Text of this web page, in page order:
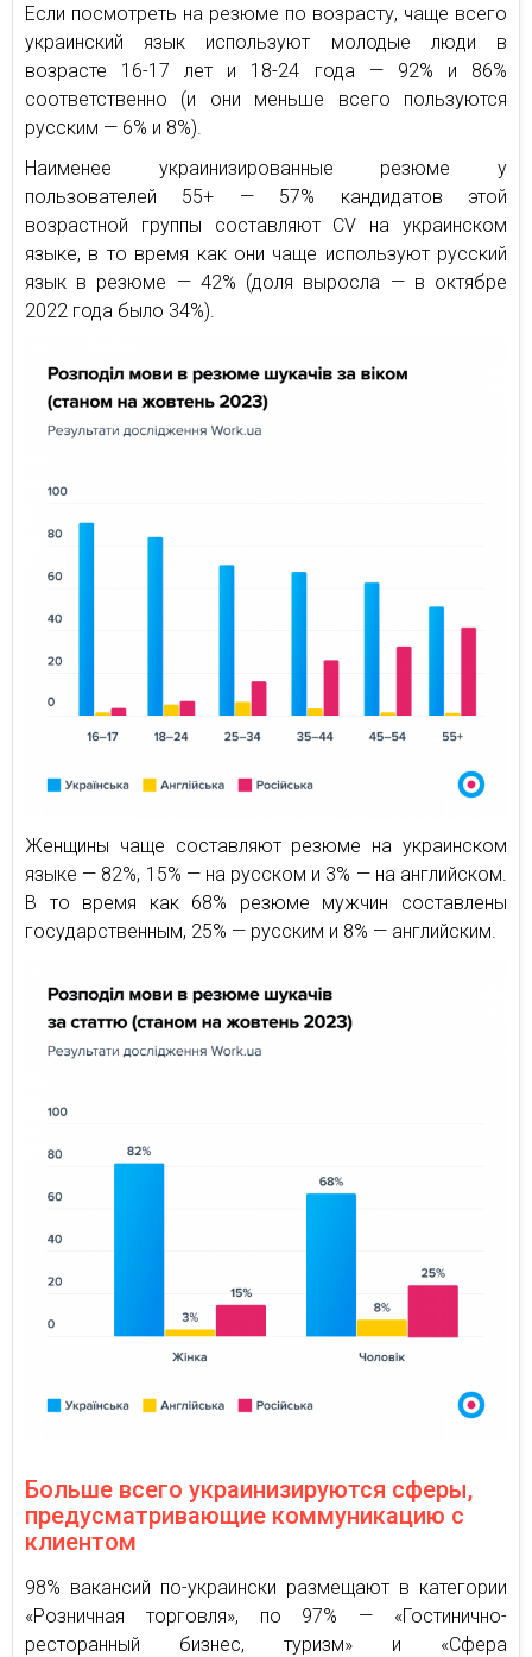
Если посмотреть на резюме по возрасту, чаще всего
украинский язык используют молодые люди в
возрасте 16-17 лет и 18-24 года — 92% и 86%
соответственно (и они меньше всего пользуются
русским — 6% и 8%).
Наименее украинизированные резюме у
пользователей 55+ — 57% кандидатов этой
возрастной группы составляют CV на украинском
языке, в то время как они чаще используют русский
язык в резюме — 42% (доля выросла — в октябре
2022 года было 34%).
Женщины чаще составляют резюме на украинском
языке — 82%, 15% — на русском и 3% — на английском.
В то время как 68% резюме мужчин составлены
государственным, 25% — русским и 8% — английским.
Больше всего украинизируются сферы,
предусматривающие коммуникацию с
клиентом
98% вакансий по-украински размещают в категории
«Розничная торговля», по 97% — «Гостинично-
ресторанный бизнес, туризм» и «Сфера